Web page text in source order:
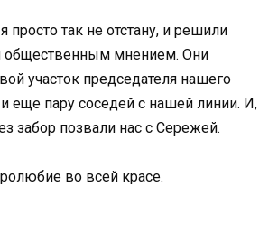
просто так не отстану, и решили
общественным мнением. Они
участок председателя нашего
еще пару соседей с нашей линии. И,
забор позвали нас с Сережей.
во всей красе.